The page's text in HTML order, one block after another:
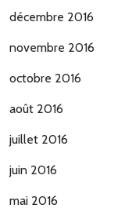
décembre 2016
novembre 2016
octobre 2016
août 2016
juillet 2016
juin 2016
mai 2016